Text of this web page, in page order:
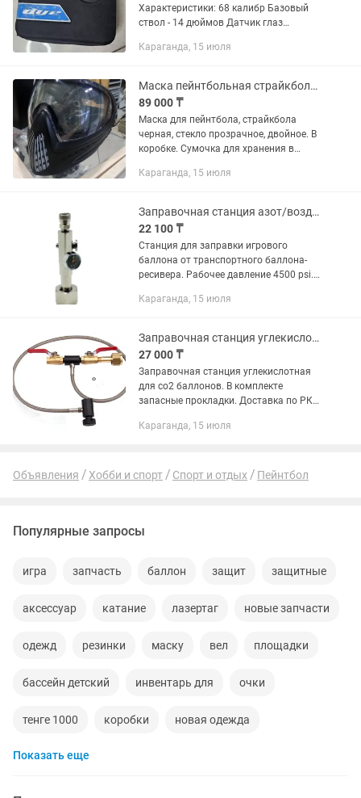
Характеристики: 68 калибр Базовый
ствол - 14 дюймов Датчик глаз
заглушка, рем. комплект, смазка, набор
Караганда, 15 июля
Маска пейнтбольная страйкбольная dye i4 черная
89 000 ₸
Маска для пейнтбола, страйкбола
черная, стекло прозрачное, двойное. В
коробке. Сумочка для хранения в
Караганда, 15 июля
Заправочная станция азот/воздух
22 100 ₸
Станция для заправки игрового
баллона от транспортного баллона-
ресивера. Рабочее давление 4500 psi.
воздухом и азотом. В комплекте
Караганда, 15 июля
Заправочная станция углекислотная для со2 баллонов
27 000 ₸
Заправочная станция углекислотная
для со2 баллонов. В комплекте
запасные прокладки. Доставка по РК
Караганда, 15 июля
Объявления Хобби и спорт Спорт и отдых Пейнтбол
Популярные запросы
игра запчасть баллон защит защитные
аксессуар катание лазертаг новые запчасти
одежд резинки маску вел площадки
бассейн детский инвентарь для очки
тенге 1000 коробки новая одежда
игры спортивные
Показать еще